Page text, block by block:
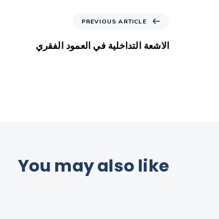
PREVIOUS ARTICLE
الاشعة التداخلية في العمود الفقري
You may also like